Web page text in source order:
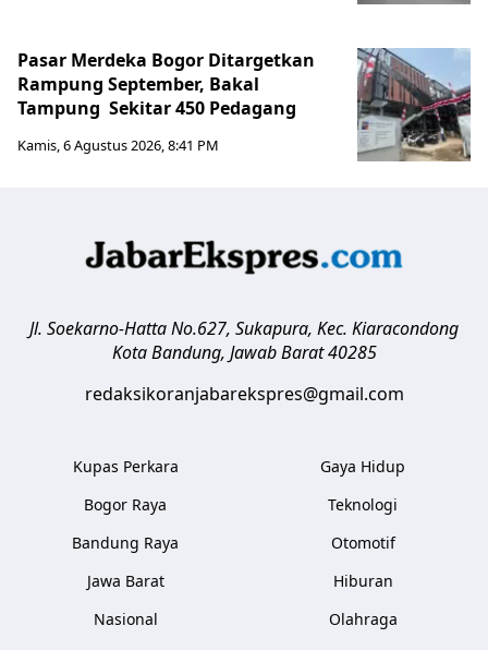
Pasar Merdeka Bogor Ditargetkan
Rampung September, Bakal
Tampung Sekitar 450 Pedagang
Kamis, 6 Agustus 2026, 8:41 PM
Jl. Soekarno-Hatta No.627, Sukapura, Kec. Kiaracondong
Kota Bandung, Jawab Barat 40285
redaksikoranjabarekspres@gmail.com
Kupas Perkara
Bogor Raya
Bandung Raya
Jawa Barat
Nasional
Gaya Hidup
Teknologi
Otomotif
Hiburan
Olahraga